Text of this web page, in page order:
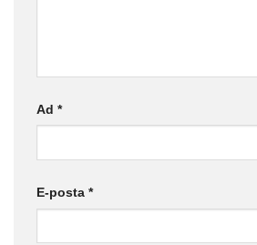
Ad *
E-posta *